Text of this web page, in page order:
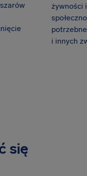
żywności
i innych
się